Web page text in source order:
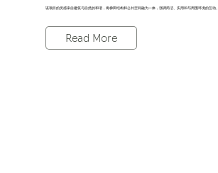
该项目的灵感来自建筑与自然的和谐，将梯田结构和公共空间融为一体，强调简洁、实用和与周围环境的互动。
Read More